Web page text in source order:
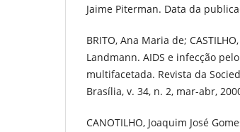
Jaime Piterman. Data da
BRITO, Ana Maria de;
Landmann. AIDS e infecção
multifacetada. Revista da
Brasília, v. 34, n. 2, mar-abr,
CANOTILHO, Joaquim José